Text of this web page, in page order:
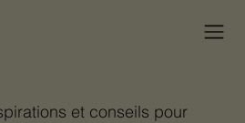
et conseils pour